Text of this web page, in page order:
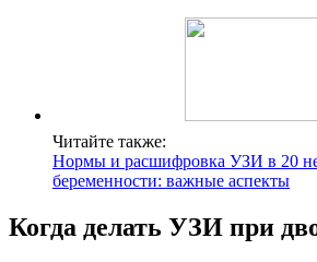
Читайте также:
Нормы и расшифровка УЗИ в 20
беременности: важные аспекты
Когда делать УЗИ при